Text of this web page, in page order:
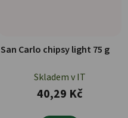
San Carlo chipsy light 75 g
Skladem v IT
40,29 Kč